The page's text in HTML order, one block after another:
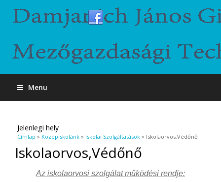
Menu
Jelenlegi hely
Címlap » Középiskolánk » Iskolai Szolgáltatások » Iskolaorvos,Védőnő
Iskolaorvos,Védőnő
Az iskolaorvosi szolgálat működési rendje: